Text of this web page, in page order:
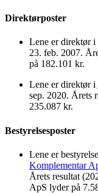
Direktørposter
Lene er direktør i
23. feb. 2007.
på 182.101 kr.
Lene er direktør i
sep. 2020. Årets
235.087 kr.
Bestyrelsesposter
Lene er
Komplementar
Årets resultat
ApS lyder på